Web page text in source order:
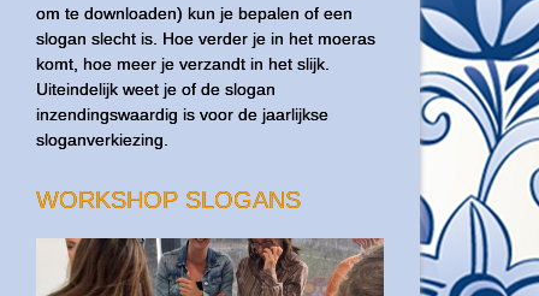
om te downloaden) kun je bepalen of een
slogan slecht is. Hoe verder je in het moeras
komt, hoe meer je verzandt in het slijk.
Uiteindelijk weet je of de slogan
inzendingswaardig is voor de jaarlijkse
sloganverkiezing.
WORKSHOP SLOGANS